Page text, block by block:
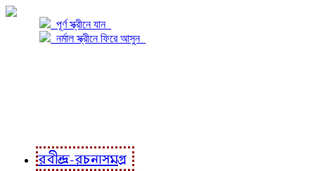
পূর্ণ স্ক্রীনে যান
নর্মাল স্ক্রীনে ফিরে আসুন
রবীন্দ্র-রচনাসমগ্র